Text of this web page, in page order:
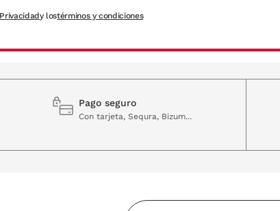
Privacidady lostérminos y condiciones
Pago seguro
Con tarjeta, Sequra, Bizum...